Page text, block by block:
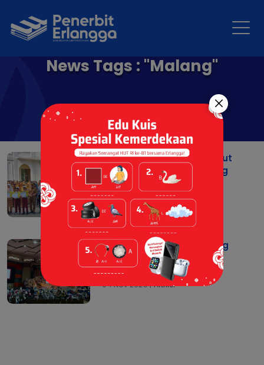
News Tags : "Malang"
Penyerahan Hadiah Tryout
TKA Akbar di Kota Malang
05 Dec 2025 | Berita
Universitas Negeri Malang
dan Penerbit Erlangga
Kolaborasi
04 Nov 2025 |Artikel